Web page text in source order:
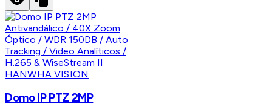
HANWHA VISION
Domo IP PTZ 2MP